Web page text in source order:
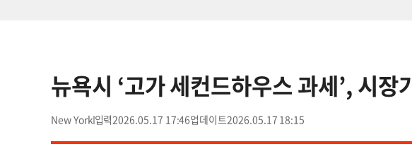
뉴욕시 ‘고가 세컨드하우스 과세’, 시
New York 2026.05.17 17:46 2026.05.17 18:15